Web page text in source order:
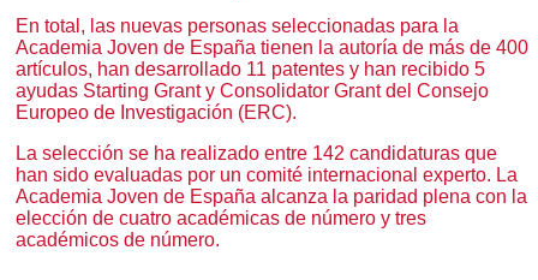
En total, las nuevas personas seleccionadas para la
Academia Joven de España tienen la autoría de más de 400
artículos, han desarrollado 11 patentes y han recibido 5
ayudas Starting Grant y Consolidator Grant del Consejo
Europeo de Investigación (ERC).
La selección se ha realizado entre 142 candidaturas que
han sido evaluadas por un comité internacional experto. La
Academia Joven de España alcanza la paridad plena con la
elección de cuatro académicas de número y tres
académicos de número.